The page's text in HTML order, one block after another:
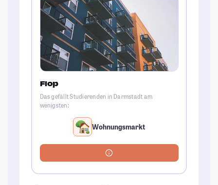
Flop
Das gefällt Studierenden in Darmstadt am
wenigsten:
Wohnungsmarkt